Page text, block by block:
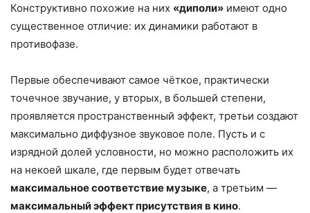
Конструктивно похожие на них «диполи» имеют одно
существенное отличие: их динамики работают в
противофазе.
Первые обеспечивают самое чёткое, практически
точечное звучание, у вторых, в большей степени,
проявляется пространственный эффект, третьи создают
максимально диффузное звуковое поле. Пусть и с
изрядной долей условности, но можно расположить их
на некоей шкале, где первым будет отвечать
максимальное соответствие музыке, а третьим —
максимальный эффект присутствия в кино.